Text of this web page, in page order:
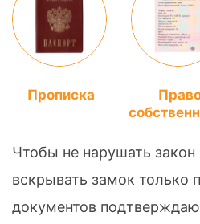
Прописка
Чтобы не нарушать закон
вскрывать замок только
документов